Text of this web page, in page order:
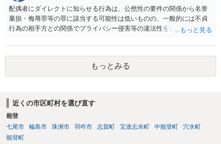
配偶者にダイレクトに知らせる行為は、公然性の要件の関係から名誉
棄損・侮辱罪等の罪に該当する可能性は低いものの、一般的には不貞
行為の相手方との関係でプライバシー侵害等の違法性を含む行為で
ため、弁護士としては推奨しないことが一般的かと思います。
もっとみる
近くの市区町村を選び直す
能登
七尾市
輪島市 珠洲市 羽咋市 志賀町 宝達志水町 中能登町
穴水町
能登町